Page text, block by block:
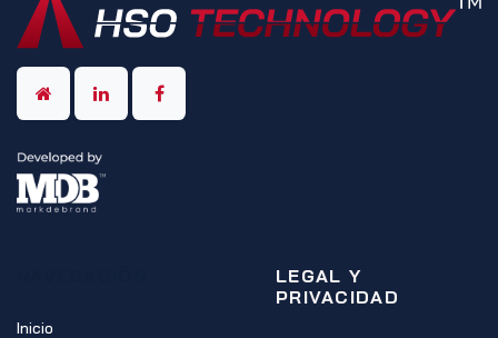
Inicio
LEGAL Y
PRIVACIDAD